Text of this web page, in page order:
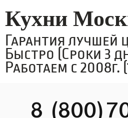
Кухни
Гарантия лучшей
Быстро (Сроки 3
Работаем с 2008г.
8